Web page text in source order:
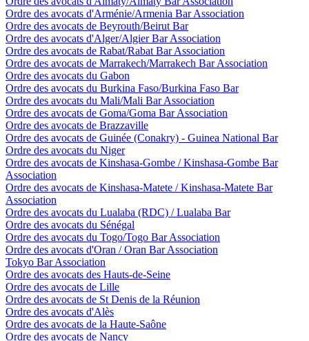
Ordre des avocats d'Arménie/Armenia Bar Association
Ordre des avocats de Beyrouth/Beirut Bar
Ordre des avocats d'Alger/Algier Bar Association
Ordre des avocats de Rabat/Rabat Bar Association
Ordre des avocats de Marrakech/Marrakech Bar Association
Ordre des avocats du Gabon
Ordre des avocats du Burkina Faso/Burkina Faso Bar
Ordre des avocats du Mali/Mali Bar Association
Ordre des avocats de Goma/Goma Bar Association
Ordre des avocats de Brazzaville
Ordre des avocats de Guinée (Conakry) - Guinea National Bar
Ordre des avocats du Niger
Ordre des avocats de Kinshasa-Gombe / Kinshasa-Gombe Bar
Association
Ordre des avocats de Kinshasa-Matete / Kinshasa-Matete Bar
Association
Ordre des avocats du Lualaba (RDC) / Lualaba Bar
Ordre des avocats du Sénégal
Ordre des avocats du Togo/Togo Bar Association
Ordre des avocats d'Oran / Oran Bar Association
Tokyo Bar Association
Ordre des avocats des Hauts-de-Seine
Ordre des avocats de Lille
Ordre des avocats de St Denis de la Réunion
Ordre des avocats d'Alès
Ordre des avocats de la Haute-Saône
Ordre des avocats de Nancy